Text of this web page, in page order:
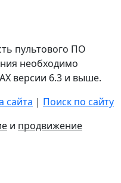
пультового ПО
необходимо
версии 6.3 и выше.
сайта | Поиск по сайту
и продвижение